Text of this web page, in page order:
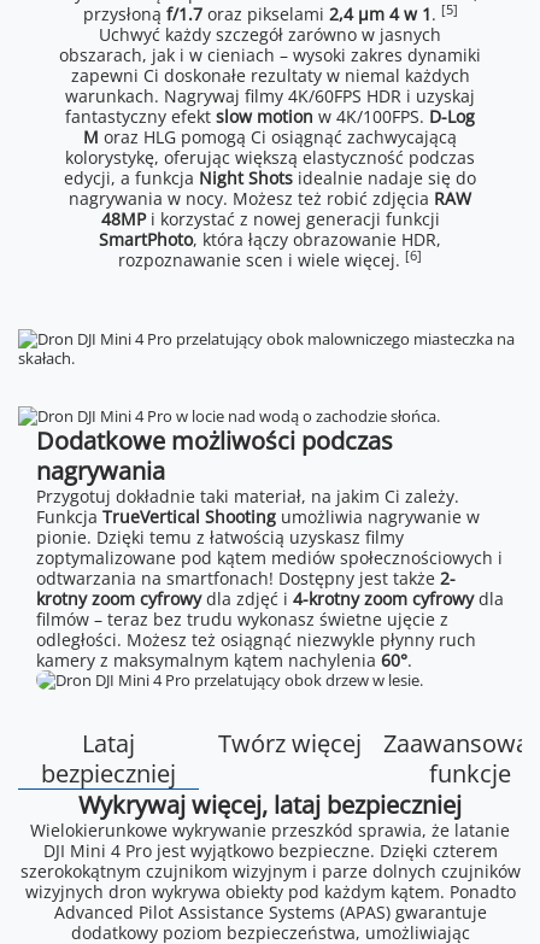
przysłoną f/1.7oraz pikselami 2,4 μm 4 w 1. [5]
Uchwyć każdy szczegół zarówno w jasnych
obszarach, jak i w cieniach – wysoki zakres dynamiki
zapewni Ci doskonałe rezultaty w niemal każdych
warunkach. Nagrywaj filmy 4K/60FPS HDR i uzyskaj
fantastyczny efekt slow motion w 4K/100FPS. D-Log
M oraz HLG pomogą Ci osiągnąć zachwycającą
kolorystykę, oferując większą elastyczność podczas
edycji, a funkcja Night Shots idealnie nadaje się do
nagrywania w nocy. Możesz też robić zdjęcia RAW
48MPi korzystać z nowej generacji funkcji
SmartPhoto, która łączy obrazowanie HDR,
rozpoznawanie scen i wiele więcej. [6]
Dodatkowe możliwości podczas
nagrywania
Przygotuj dokładnie taki materiał, na jakim Ci zależy.
Funkcja TrueVertical Shooting umożliwia nagrywanie w
pionie. Dzięki temu z łatwością uzyskasz filmy
zoptymalizowane pod kątem mediów społecznościowych i
odtwarzania na smartfonach! Dostępny jest także 2-
krotny zoom cyfrowydla zdjęć i 4-krotny zoom cyfrowydla
filmów – teraz bez trudu wykonasz świetne ujęcie z
odległości. Możesz też osiągnąć niezwykle płynny ruch
kamery z maksymalnym kątem nachylenia 60°.
Lataj
bezpieczniej
Twórz więcej
funkcje
Wykrywaj więcej, lataj bezpieczniej
Wielokierunkowe wykrywanie przeszkód sprawia, że latanie
DJI Mini 4 Pro jest wyjątkowo bezpieczne. Dzięki czterem
szerokokątnym czujnikom wizyjnym i parze dolnych czujników
wizyjnych dron wykrywa obiekty pod każdym kątem. Ponadto
Advanced Pilot Assistance Systems (APAS) gwarantuje
dodatkowy poziom bezpieczeństwa, umożliwiając